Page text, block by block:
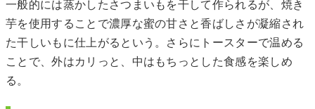
一般的には蒸かしたさつまいもを干して作られるが、焼き
芋を使用することで濃厚な蜜の甘さと香ばしさが凝縮され
た干しいもに仕上がるという。さらにトースターで温める
ことで、外はカリっと、中はもちっとした食感を楽しめ
る。